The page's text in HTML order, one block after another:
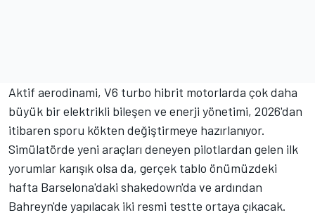
Aktif aerodinami, V6 turbo hibrit motorlarda çok daha
büyük bir elektrikli bileşen ve enerji yönetimi, 2026'dan
itibaren sporu kökten değiştirmeye hazırlanıyor.
Simülatörde yeni araçları deneyen pilotlardan gelen ilk
yorumlar karışık olsa da, gerçek tablo önümüzdeki
hafta Barselona'daki shakedown'da ve ardından
Bahreyn'de yapılacak iki resmi testte ortaya çıkacak.